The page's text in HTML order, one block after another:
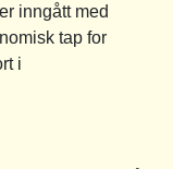
inngått med
tap for
i